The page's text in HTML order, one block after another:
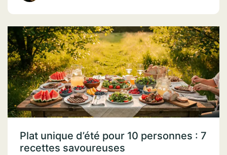
Plat unique d’été pour 10 personnes : 7
recettes savoureuses